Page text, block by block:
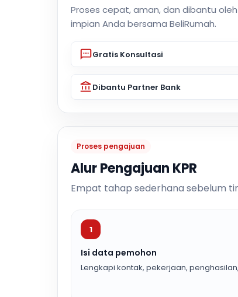
Proses cepat, aman, dan dibantu
impian Anda bersama BeliRumah.
Gratis Konsultasi
Dibantu Partner Bank
Proses pengajuan
Alur Pengajuan KPR
Empat tahap sederhana sebelum
1
Isi data pemohon
Lengkapi kontak, pekerjaan,